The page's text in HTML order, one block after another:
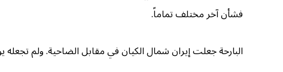
فشأن آخر مختلف تماماً.
البارحة جعلت إيران شمال الكيان في مقابل الضاحية. ولم